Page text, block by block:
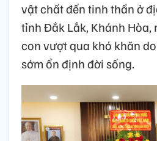
vật chất đến tinh thần ở
tỉnh Đắk Lắk, Khánh Hòa,
con vượt qua khó khăn
sớm ổn định đời sống.